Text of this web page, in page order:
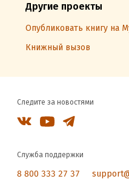
Другие проекты
Опубликовать книгу на
Книжный вызов
Следите за новостями
Служба поддержки
8 800 333 27 37